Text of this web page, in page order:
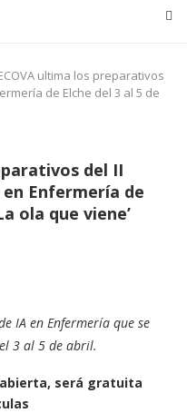
ultima los preparativos
de Elche del 3 al 5 de
del II
Enfermería de
ola que viene’
IA en Enfermería que se
3 al 5 de abril.
será gratuita